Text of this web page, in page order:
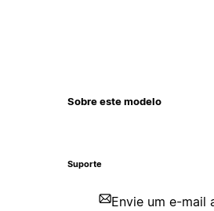
Sobre este modelo
Suporte
Envie um e-mail